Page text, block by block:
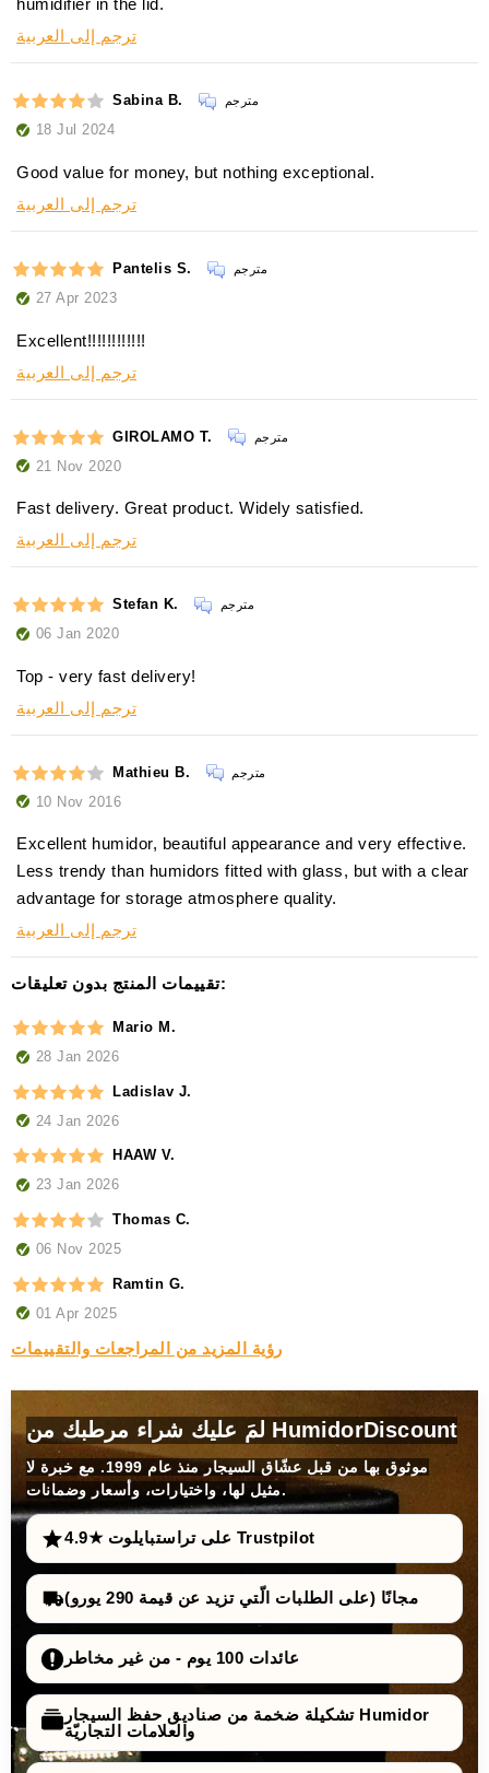
humidifier in the lid.
ترجم إلى العربية
Sabina B. مترجم
18 Jul 2024
Good value for money, but nothing exceptional.
ترجم إلى العربية
Pantelis S. مترجم
27 Apr 2023
Excellent!!!!!!!!!!!!
ترجم إلى العربية
GIROLAMO T. مترجم
21 Nov 2020
Fast delivery. Great product. Widely satisfied.
ترجم إلى العربية
Stefan K. مترجم
06 Jan 2020
Top - very fast delivery!
ترجم إلى العربية
Mathieu B. مترجم
10 Nov 2016
Excellent humidor, beautiful appearance and very effective.
Less trendy than humidors fitted with glass, but with a clear
advantage for storage atmosphere quality.
ترجم إلى العربية
تقييمات المنتج بدون تعليقات:
Mario M.
28 Jan 2026
Ladislav J.
24 Jan 2026
HAAW V.
23 Jan 2026
Thomas C.
06 Nov 2025
Ramtin G.
01 Apr 2025
رؤية المزيد من المراجعات والتقييمات
لمَ عليك شراء مرطبك من HumidorDiscount
موثوق بها من قبل عشّاق السيجار منذ عام 1999. مع خبرة لا
مثيل لها، واختيارات، وأسعار وضمانات.
4.9★ على تراستبايلوت Trustpilot
مجانًا (على الطلبات الّتي تزيد عن قيمة 290 يورو)
عائدات 100 يوم - من غير مخاطر
تشكيلة ضخمة من صناديق حفظ السيجار Humidor
والعلامات التجاريّة